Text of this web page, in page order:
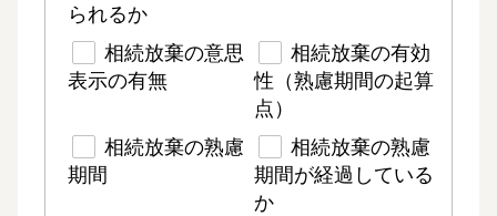
られるか
相続放棄の意思
表示の有無
相続放棄の有効
性（熟慮期間の起算
点）
相続放棄の熟慮
期間
相続放棄の熟慮
期間が経過している
か